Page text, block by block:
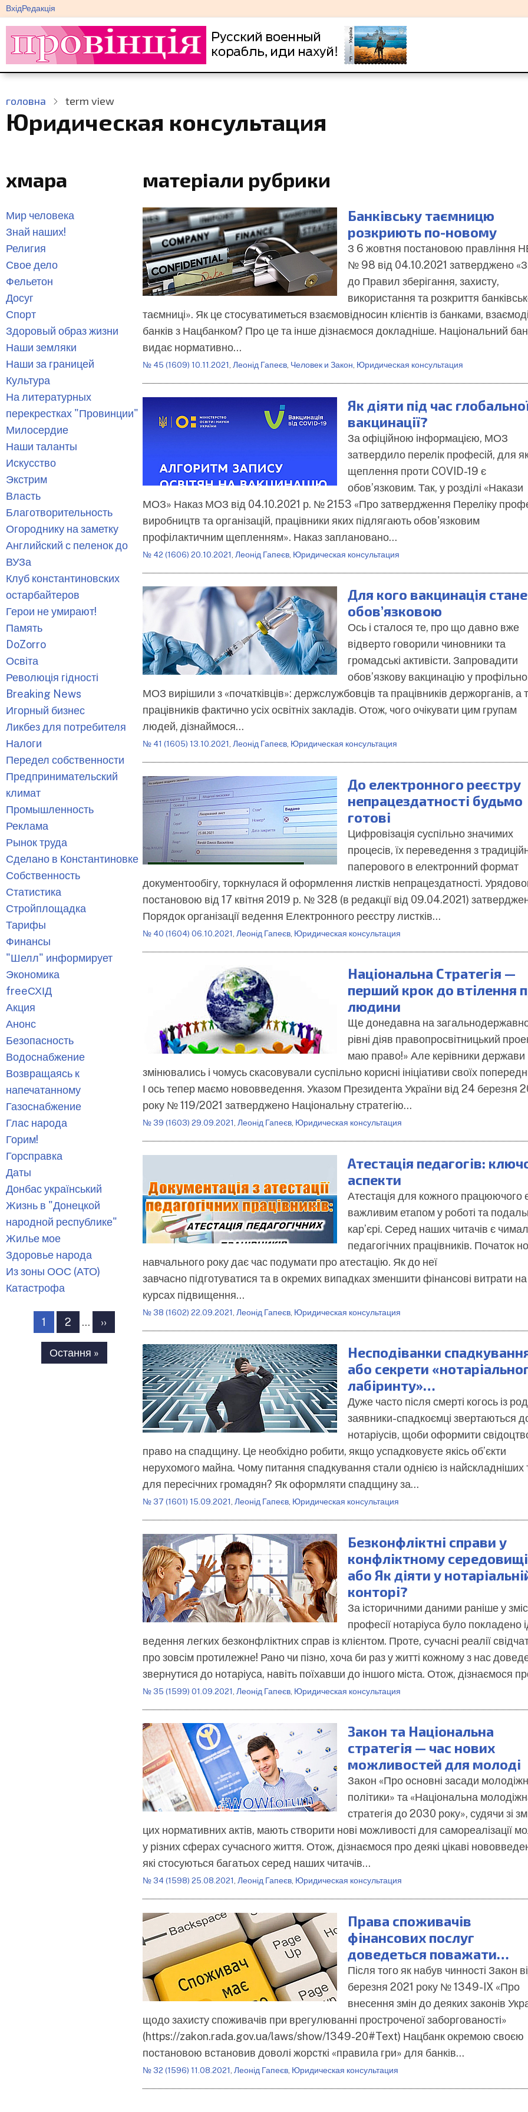
Перейти
до
основного
вмісту
меню
облікового
запису
користувача
ВхідРедакція
головна term view
Юридическая консультация
хмара
Мир человека
Знай наших!
Религия
Свое дело
Фельетон
Досуг
Спорт
Здоровый образ жизни
Наши земляки
Наши за границей
Культура
На литературных
перекрестках "Провинции"
Милосердие
Наши таланты
Искусство
Экстрим
Власть
Благотворительность
Огороднику на заметку
Английский с пеленок до
ВУЗа
Клуб константиновских
остарбайтеров
Герои не умирают!
Память
DoZorro
Освіта
Революція гідності
Breaking News
Игорный бизнес
Ликбез для потребителя
Налоги
Передел собственности
Предпринимательский
климат
Промышленность
Реклама
Рынок труда
Сделано в Константиновке
Собственность
Статистика
Стройплощадка
Тарифы
Финансы
"Шелл" информирует
Экономика
freeСХІД
Акция
Анонс
Безопасность
Водоснабжение
Возвращаясь к
напечатанному
Газоснабжение
Глас народа
Горим!
Горсправка
Даты
Донбас український
Жизнь в "Донецкой
народной республике"
Жилье мое
Здоровье народа
Из зоны ООС (АТО)
Катастрофа
сторінки
Сторінка
1 Сторінка
2 …
Наступна
››
Остання
Остання »
матеріали рубрики
Банківську таємницю
розкриють по-новому
З 6 жовтня постановою правління
№ 98 від 04.10.2021 затверджено
до Правил зберігання, захисту,
використання та розкриття
таємниці». Як це стосуватиметься взаємовідносин клієнтів із банками,
банків з Нацбанком? Про це та інше дізнаємося докладніше. Національний
видає нормативно…
№ 45 (1609) 10.11.2021 Леонід Гапеєв, Человек и Закон Юридическая консультация
Як діяти під час
вакцинації?
За офіційною інформацією, МОЗ
затвердило перелік професій, для
щеплення проти COVID-19 є
обов’язковим. Так, у розділі «Накази
МОЗ» Наказ МОЗ від 04.10.2021 р. № 2153 «Про затвердження Переліку
виробництв та організацій, працівники яких підлягають обов'язковим
профілактичним щепленням». Наказ заплановано…
№ 42 (1606) 20.10.2021 Леонід Гапеєв, Юридическая консультация
Для кого вакцинація стане
обов’язковою
Ось і сталося те, про що давно вже
відверто говорили чиновники та
громадські активісти. Запровадити
обов’язкову вакцинацію у
МОЗ вирішили з «початківців»: держслужбовців та працівників держорганів, а
працівників фактично усіх освітніх закладів. Отож, чого очікувати цим групам
людей, дізнаймося…
№ 41 (1605) 13.10.2021 Леонід Гапеєв, Юридическая консультация
До електронного реєстру
непрацездатності будьмо
готові
Цифровізація суспільно значимих
процесів, їх переведення з
паперового в електронний формат
документообігу, торкнулася й оформлення листків непрацездатності.
постановою від 17 квітня 2019 р. № 328 (в редакції від 09.04.2021)
Порядок організації ведення Електронного реєстру листків…
№ 40 (1604) 06.10.2021 Леонід Гапеєв, Юридическая консультация
Національна Стратегія —
перший крок до втілення
людини
Ще донедавна на
рівні діяв правопросвітницький
маю право!» Але керівники держави
змінювались і чомусь скасовували суспільно корисні ініціативи своїх
І ось тепер маємо нововведення. Указом Президента України від 24 березня
року № 119/2021 затверджено Національну стратегію…
№ 39 (1603) 29.09.2021 Леонід Гапеєв, Юридическая консультация
Атестація педагогів:
аспекти
Атестація для кожного працюючого
важливим етапом у роботі та
кар’єрі. Серед наших читачів є
педагогічних працівників. Початок
навчального року дає час подумати про атестацію. Як до неї
завчасно підготуватися та в окремих випадках зменшити фінансові витрати на
курсах підвищення…
№ 38 (1602) 22.09.2021 Леонід Гапеєв, Юридическая консультация
Несподіванки
або секрети
лабіринту»…
Дуже часто після смерті когось із
заявники-спадкоємці звертаються
нотаріусів, щоби оформити
право на спадщину. Це необхідно робити, якщо успадковуєте якісь об’єкти
нерухомого майна. Чому питання спадкування стали однією із найскладніших
для пересічних громадян? Як оформляти спадщину за…
№ 37 (1601) 15.09.2021 Леонід Гапеєв, Юридическая консультация
Безконфліктні справи у
конфліктному
або Як діяти у
конторі?
За історичними даними раніше у
професії нотаріуса було покладено
ведення легких безконфліктних справ із клієнтом. Проте, сучасні реалії
про зовсім протилежне! Рано чи пізно, хоча би раз у житті кожному з нас
звернутися до нотаріуса, навіть поїхавши до іншого міста. Отож, дізнаємося
№ 35 (1599) 01.09.2021 Леонід Гапеєв, Юридическая консультация
Закон та Національна
стратегія — час нових
можливостей для молоді
Закон «Про основні засади
політики» та «Національна
стратегія до 2030 року», судячи зі
цих нормативних актів, мають створити нові можливості для самореалізації
у різних сферах сучасного життя. Отож, дізнаємося про деякі цікаві
які стосуються багатьох серед наших читачів…
№ 34 (1598) 25.08.2021 Леонід Гапеєв, Юридическая консультация
Права споживачів
фінансових послуг
доведеться поважати…
Після того як набув чинності Закон
березня 2021 року № 1349-IX «Про
внесення змін до деяких законів
щодо захисту споживачів при врегулюванні простроченої заборгованості»
(https://zakon.rada.gov.ua/laws/show/1349-20#Text) Нацбанк окремою своєю
постановою встановив доволі жорсткі «правила гри» для банків…
№ 32 (1596) 11.08.2021 Леонід Гапеєв, Юридическая консультация